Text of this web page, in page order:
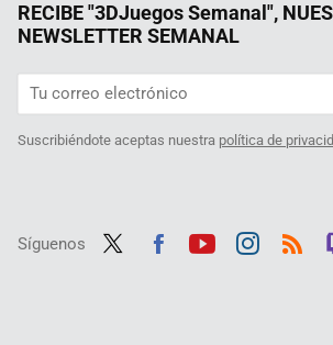
RECIBE "3DJuegos Semanal",
NEWSLETTER SEMANAL
Suscribiéndote aceptas nuestra política de
Síguenos